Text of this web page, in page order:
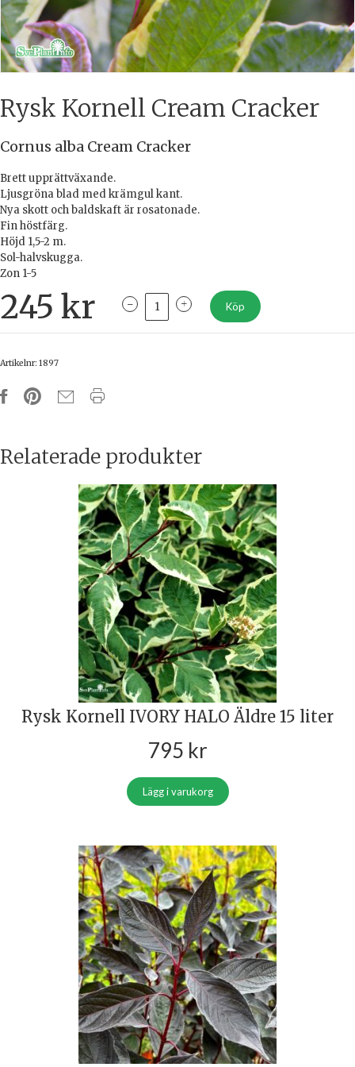
Rysk Kornell Cream Cracker
Cornus alba Cream Cracker
Brett upprättväxande.
Ljusgröna blad med krämgul kant.
Nya skott och baldskaft är rosatonade.
Fin höstfärg.
Höjd 1,5-2 m.
Sol-halvskugga.
Zon 1-5
245 kr Köp
Artikelnr: 1897
Relaterade produkter
Rysk Kornell IVORY HALO Äldre 15 liter
795 kr
Lägg i varukorg